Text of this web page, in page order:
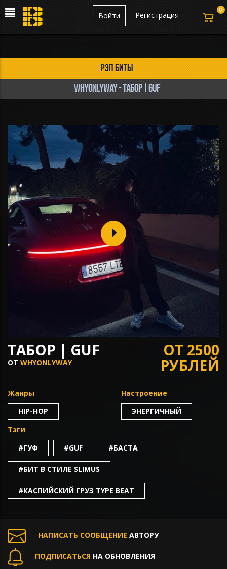
Регистрация
Войти
рэп биты
whyonlyway - Табор | guf
ТАБОР | GUF
ОТ WHYONLYWAY
ОТ 2500
РУБЛЕЙ
Жанры
HIP-HOP
Настроение
ЭНЕРГИЧНЫЙ
Тэги
#ГУФ
#GUF #БАСТА
#БИТ В СТИЛЕ SLIMUS
#КАСПИЙСКИЙ ГРУЗ TYPE BEAT
НАПИСАТЬ СООБЩЕНИЕ АВТОРУ
ПОДПИСАТЬСЯ НА ОБНОВЛЕНИЯ
0